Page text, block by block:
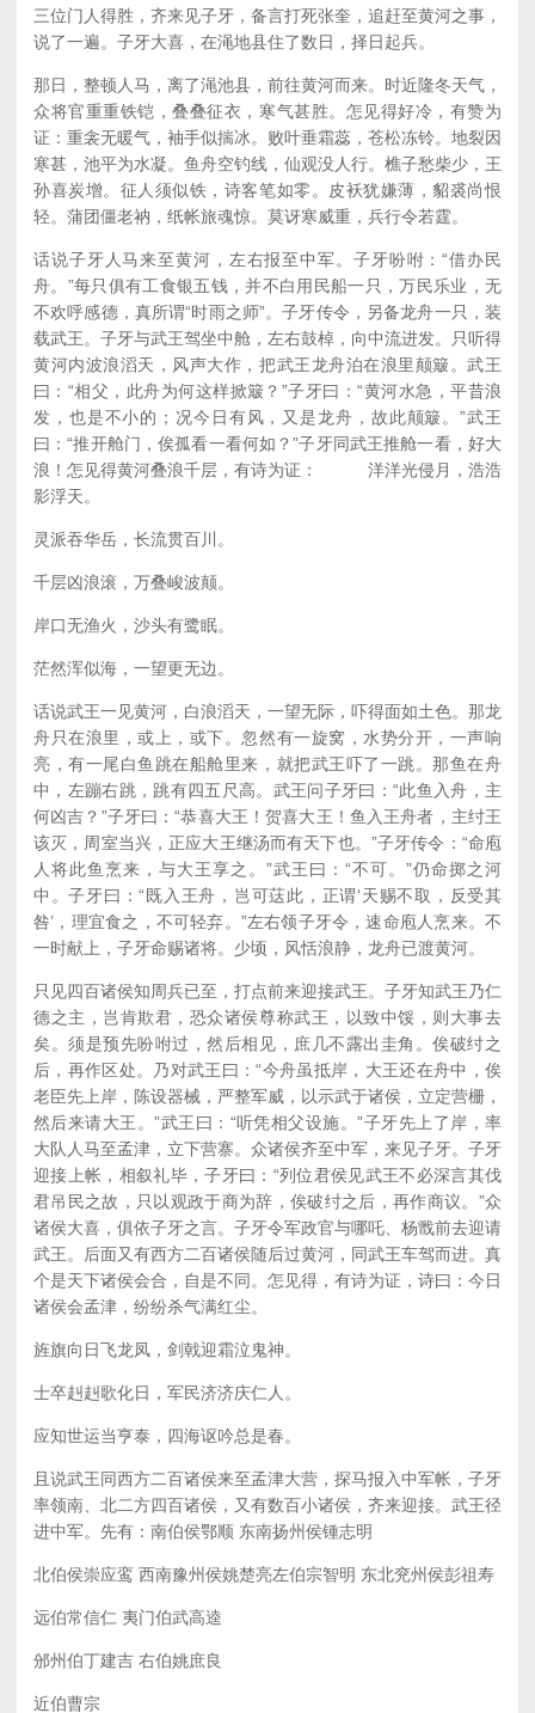
三位门人得胜，齐来见子牙，备言打死张奎，追赶至黄河之事，
说了一遍。子牙大喜，在渑地县住了数日，择日起兵。
那日，整顿人马，离了渑池县，前往黄河而来。时近隆冬天气，
众将官重重铁铠，叠叠征衣，寒气甚胜。怎见得好冷，有赞为
证：重衾无暖气，袖手似揣冰。败叶垂霜蕊，苍松冻铃。地裂因
寒甚，池平为水凝。鱼舟空钓线，仙观没人行。樵子愁柴少，王
孙喜炭增。征人须似铁，诗客笔如零。皮袄犹嫌薄，貂裘尚恨
轻。蒲团僵老衲，纸帐旅魂惊。莫讶寒威重，兵行令若霆。
话说子牙人马来至黄河，左右报至中军。子牙吩咐：“借办民
舟。”每只俱有工食银五钱，并不白用民船一只，万民乐业，无
不欢呼感德，真所谓“时雨之师”。子牙传令，另备龙舟一只，装
载武王。子牙与武王驾坐中舱，左右鼓棹，向中流进发。只听得
黄河内波浪滔天，风声大作，把武王龙舟泊在浪里颠簸。武王
曰：“相父，此舟为何这样掀簸？”子牙曰：“黄河水急，平昔浪
发，也是不小的；况今日有风，又是龙舟，故此颠簸。”武王
曰：“推开舱门，俟孤看一看何如？”子牙同武王推舱一看，好大
浪！怎见得黄河叠浪千层，有诗为证： 洋洋光侵月，浩浩
影浮天。
灵派吞华岳，长流贯百川。
千层凶浪滚，万叠峻波颠。
岸口无渔火，沙头有鹭眠。
茫然浑似海，一望更无边。
话说武王一见黄河，白浪滔天，一望无际，吓得面如土色。那龙
舟只在浪里，或上，或下。忽然有一旋窝，水势分开，一声响
亮，有一尾白鱼跳在船舱里来，就把武王吓了一跳。那鱼在舟
中，左蹦右跳，跳有四五尺高。武王问子牙曰：“此鱼入舟，主
何凶吉？”子牙曰：“恭喜大王！贺喜大王！鱼入王舟者，主纣王
该灭，周室当兴，正应大王继汤而有天下也。”子牙传令：“命庖
人将此鱼烹来，与大王享之。”武王曰：“不可。”仍命掷之河
中。子牙曰：“既入王舟，岂可荙此，正谓‘天赐不取，反受其
咎’，理宜食之，不可轻弃。”左右领子牙令，速命庖人烹来。不
一时献上，子牙命赐诸将。少顷，风恬浪静，龙舟已渡黄河。
只见四百诸侯知周兵已至，打点前来迎接武王。子牙知武王乃仁
德之主，岂肯欺君，恐众诸侯尊称武王，以致中馁，则大事去
矣。须是预先吩咐过，然后相见，庶几不露出圭角。俟破纣之
后，再作区处。乃对武王曰：“今舟虽抵岸，大王还在舟中，俟
老臣先上岸，陈设器械，严整军威，以示武于诸侯，立定营栅，
然后来请大王。”武王曰：“听凭相父设施。”子牙先上了岸，率
大队人马至孟津，立下营寨。众诸侯齐至中军，来见子牙。子牙
迎接上帐，相叙礼毕，子牙曰：“列位君侯见武王不必深言其伐
君吊民之故，只以观政于商为辞，俟破纣之后，再作商议。”众
诸侯大喜，俱依子牙之言。子牙令军政官与哪吒、杨戬前去迎请
武王。后面又有西方二百诸侯随后过黄河，同武王车驾而进。真
个是天下诸侯会合，自是不同。怎见得，有诗为证，诗曰：今日
诸侯会孟津，纷纷杀气满红尘。
旌旗向日飞龙凤，剑戟迎霜泣鬼神。
士卒赳赳歌化日，军民济济庆仁人。
应知世运当亨泰，四海讴吟总是春。
且说武王同西方二百诸侯来至孟津大营，探马报入中军帐，子牙
率领南、北二方四百诸侯，又有数百小诸侯，齐来迎接。武王径
进中军。先有：南伯侯鄂顺 东南扬州侯锺志明
北伯侯崇应鸾 西南豫州侯姚楚亮左伯宗智明 东北兖州侯彭祖寿
远伯常信仁 夷门伯武高逵
邠州伯丁建吉 右伯姚庶良
近伯曹宗